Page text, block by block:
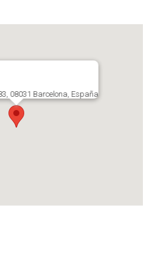
08031 Barcelona, España